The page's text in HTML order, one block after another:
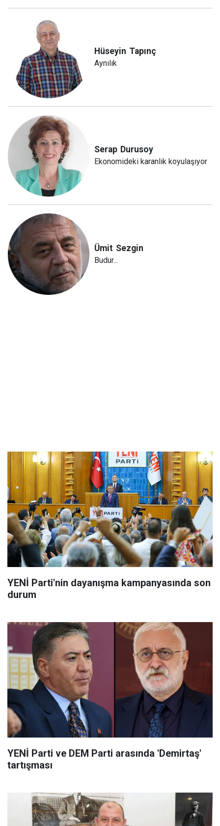
Hüseyin Tapınç
Aynılık
Serap Durusoy
Ekonomideki karanlık koyulaşıyor
Ümit Sezgin
Budur...
YENİ Parti'nin dayanışma kampanyasında son
durum
YENİ Parti ve DEM Parti arasında 'Demirtaş'
tartışması